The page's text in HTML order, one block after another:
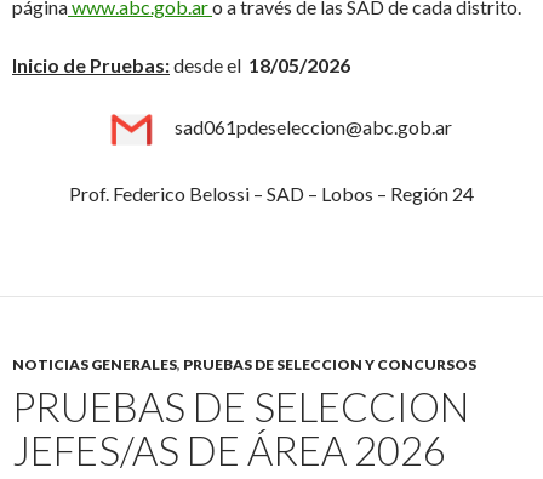
páginawww.abc.gob.aro a través de las SAD de cada distrito.
Inicio de Pruebas:desde el 18/05/2026
sad061pdeseleccion@abc.gob.ar
Prof. Federico Belossi – SAD – Lobos – Región 24
NOTICIAS GENERALES, PRUEBAS DE SELECCION Y CONCURSOS
PRUEBAS DE SELECCION
JEFES/AS DE ÁREA 2026